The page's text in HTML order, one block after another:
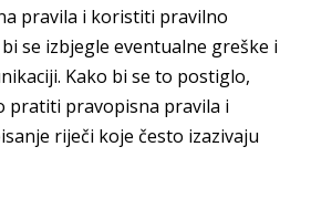
pravila i koristiti pravilno
se izbjegle eventualne greške i
Kako bi se to postiglo,
pratiti pravopisna pravila i
riječi koje često izazivaju